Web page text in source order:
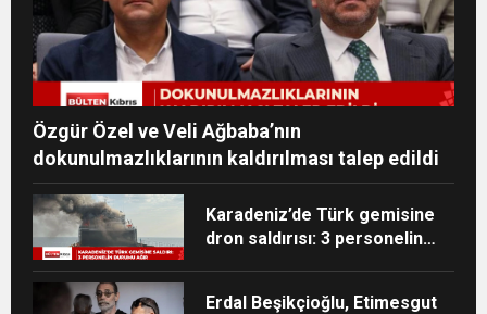
Özgür Özel ve Veli Ağbaba’nın
dokunulmazlıklarının kaldırılması talep edildi
Karadeniz’de Türk gemisine
dron saldırısı: 3 personelin
Erdal Beşikçioğlu, Etimesgut